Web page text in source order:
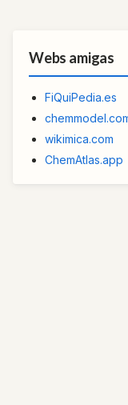
Webs amigas
FiQuiPedia.es
wikimica.com
ChemAtlas.app